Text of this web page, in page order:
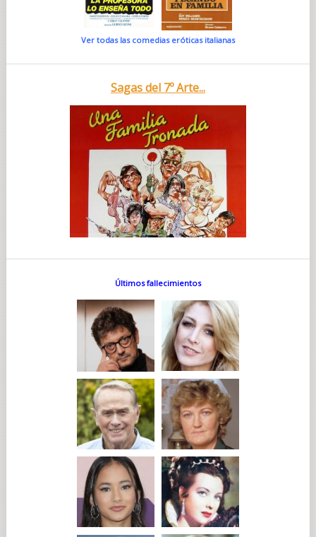
Ver todas las comedias eróticas italianas
Sagas del 7º Arte...
Últimos fallecimientos